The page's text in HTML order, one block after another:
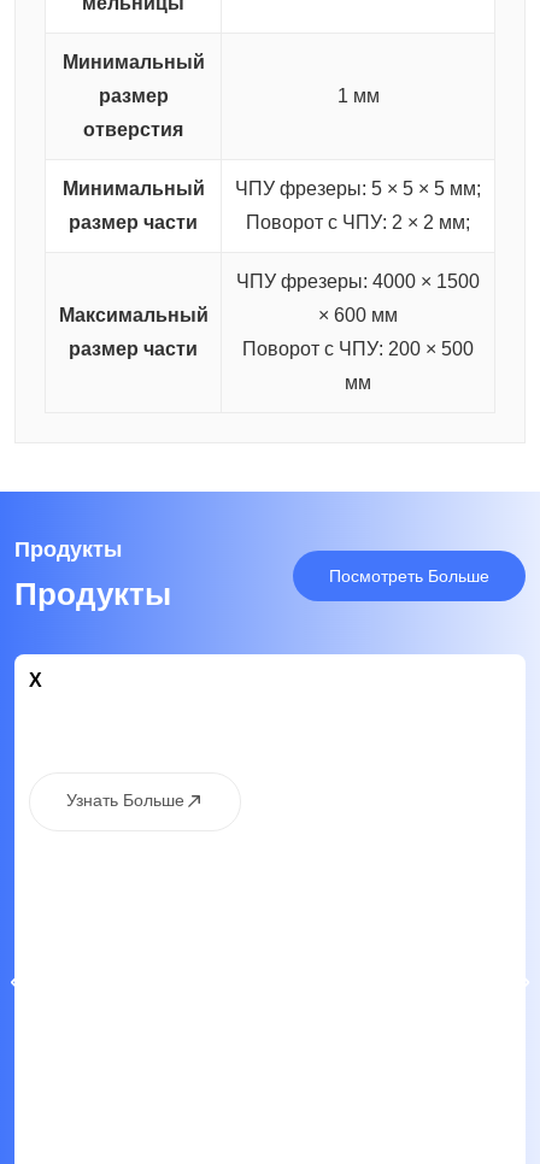
Минимальный
размер
отверстия
1 мм
Минимальный
размер части
ЧПУ фрезеры: 5 × 5 × 5 мм;
Поворот с ЧПУ: 2 × 2 мм;
Максимальный
размер части
ЧПУ фрезеры: 4000 × 1500
× 600 мм
Поворот с ЧПУ: 200 × 500
мм
Продукты
Продукты Посмотреть Больше
X
Узнать Больше